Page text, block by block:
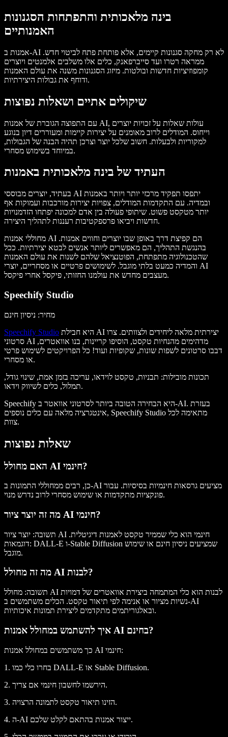
בינה מלאכותית והתפתחות הסגנונות
האמנותיים
אמנות ב-AI לא רק מחקה סגנונות קיימים, אלא פותחת פתח לביטוי חדש.
ממראה רטרו ועד סייברפאנק, כלים אלו משלבים אלמנטים ויוצרים
קומפוזיציות חדשות ובולטות. מיזוג הסגנונות משנה את עולם האמנות
ודוחף את גבולות היצירתיות.
שיקולים אתיים ושאלות נפוצות
עם התפוצה הגוברת של אמנות AI, עולות שאלות על זכויות יוצרים
וייחוס. המודלים לרוב מאומנים על יצירות קיימות ומעוררים דיון בנוגע
למקוריות ולבעלות. חשוב שלכל יוצר וצרכן תהיה הבנה של הגבולות,
במיוחד בשימוש מסחרי.
העתיד של בינה מלאכותית באמנות
בעתיד, יוצרים מבוססי AI יתפסו תפקיד מרכזי יותר ויותר באמנות
ובמדיה. עם התקדמות המודלים, צפויות יצירות מורכבות ועמוקות אף
יותר מטקסט פשוט. שיתופי פעולה בין אדם למכונה יפתחו הזדמנויות
חדשות ויביאו פרספקטיבות רעננות לתהליך היצירה.
מחוללי אמנות AI הם קפיצת דרך באופן שבו יוצרים וחווים אמנות.
בהנגשת התהליך, הם מאפשרים ליותר אנשים לבטא יצירתיות. ככל
שהטכנולוגיה מתפתחת, הפוטנציאל שלהם לשנות את עולם האמנות
והמדיה כמעט בלתי מוגבל. לשימושים פרטיים או מסחריים, יוצרי AI
מעצבים מחדש את עולמנו החזותי, פיקסל אחרי פיקסל.
Speechify Studio
מחיר: ניסיון חינם
Speechify Studio
סרטוני AI מדהימים מהנחיות טקסט, הוסיפו קריינות, בנו אוואטרים,
דבבו סרטונים לשפות שונות, שקופיות ועוד! כל הפרויקטים לשימוש פרטי
או מסחרי.
תכונות מובילות: תבניות, טקסט לוידאו, עריכה בזמן אמת, שינוי גודל,
תמלול, כלים לשיווק וידאו.
Speechify היא הבחירה הטובה ביותר לסרטוני אוואטר ב-AI. בעזרת
אינטגרציה מלאה עם כלים נוספים, Speechify Studio מתאימה לכל
צוות.
שאלות נפוצות
האם מחולל AI חינמי?
כן, רבים ממחוללי התמונות ב-AI מציעים גרסאות חינמיות בסיסיות. עבור
פונקציות מתקדמות או שימוש מסחרי לרוב נדרש מנוי.
מה זה יוצר ציור AI חינמי?
תשובה: יוצר ציור AI חינמי הוא כלי שממיר טקסט לאמנות דיגיטלית.
דוגמאות: DALL-E ו-Stable Diffusion שמציעים ניסיון חינם או שימוש
מוגבל.
מה זה מחולל AI לבנות?
תשובה: מחולל AI לבנות הוא כלי המתמחה ביצירת אוואטרים של דמויות
נשיות מציור או אנימה לפי תיאור טקסט. הכלים משתמשים ב-AI
ובאלגוריתמים מתקדמים ליצירת תמונות איכותיות.
איך להשתמש במחולל אמנות AI בחינם?
כך משתמשים במחולל אמנות AI חינמי:
1. בחרו כלי כמו DALL-E או Stable Diffusion.
2. הירשמו לחשבון חינמי אם צריך.
3. הזינו תיאור טקסט לתמונה הרצויה.
4. ה-AI ייצור אמנות בהתאם לקלט שלכם.